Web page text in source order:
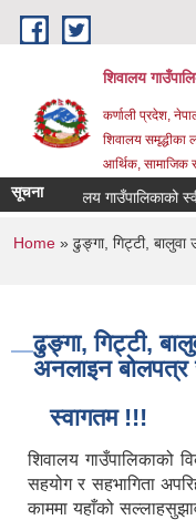
Skip to main content
शिवालय
कर्णाली प्रदेश,
शिवालय समृद्धीका
आर्थिक, सामाजिक
सूचना
शिवालय गाउँपालिकाको स्वीकृत
You are
Home » ढुङ्गा, गिट्टी, बालुवा
ढुङ्गा, गिट्टी,
अनलाइन बोलपत्र
स्वागतम !!!
शिवालय गाउँपालिकाको
सहयोग र सहभागिता
काममा यहाँको